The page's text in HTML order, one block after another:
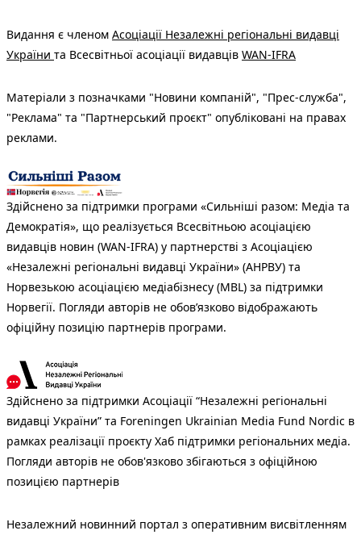
Видання є членом Асоціації Незалежні регіональні видавці
України та Всесвітньої асоціації видавців WAN-IFRA
Матеріали з позначками "Новини компаній", "Прес-служба",
"Реклама" та "Партнерський проєкт" опубліковані на правах
реклами.
Здійснено за підтримки програми «Сильніші разом: Медіа та
Демократія», що реалізується Всесвітньою асоціацією
видавців новин (WAN-IFRA) у партнерстві з Асоціацією
«Незалежні регіональні видавці України» (АНРВУ) та
Норвезькою асоціацією медіабізнесу (MBL) за підтримки
Норвегії. Погляди авторів не обов’язково відображають
офіційну позицію партнерів програми.
Здійснено за підтримки Асоціації “Незалежні регіональні
видавці України” та Foreningen Ukrainian Media Fund Nordic в
рамках реалізації проєкту Хаб підтримки регіональних медіа.
Погляди авторів не обов'язково збігаються з офіційною
позицією партнерів
Незалежний новинний портал з оперативним висвітленням